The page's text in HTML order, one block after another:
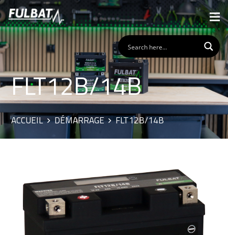
FLT12B/14B
ACCUEIL DÉMARRAGE FLT12B/14B